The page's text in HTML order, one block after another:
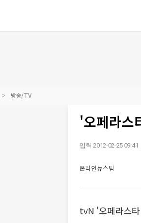
방송/TV
'오페라스
입력 2012-02-25 09:41
온라인뉴스팀
tvN '오페라스